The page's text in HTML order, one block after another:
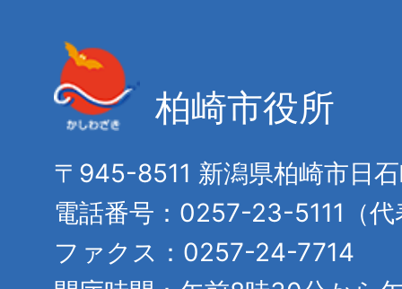
柏崎市役所
〒945-8511 新潟県柏崎市日
電話番号：0257-23-5111（代
ファクス：0257-24-7714